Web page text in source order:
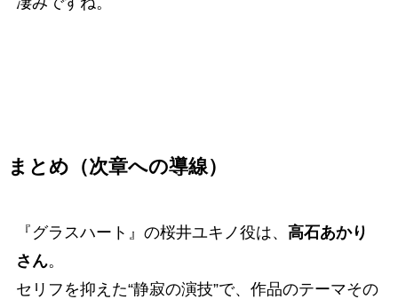
まとめ（次章への導線）
『グラスハート』の桜井ユキノ役は、 高石あかり
さん。
セリフを抑えた“静寂の演技”で、作品のテーマその